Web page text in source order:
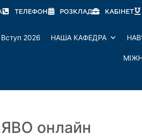
ТЕЛЕФОН РОЗКЛАД КАБІНЕТ
Вступ 2026 НАША КАФЕДРА
онлайн